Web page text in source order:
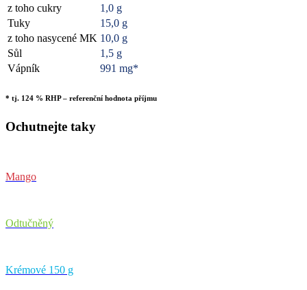
z toho cukry
1,0 g
Tuky
15,0 g
z toho nasycené MK 10,0 g
Sůl
1,5 g
Vápník
991 mg*
* tj. 124 % RHP – referenční hodnota příjmu
Ochutnejte taky
Mango
Odtučněný
Krémové 150 g